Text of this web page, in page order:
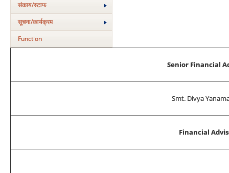
संकाय/स्‍टाफ
सूचना/कार्यक्रम
Function
Senior Financial
Smt. Divya
Financial